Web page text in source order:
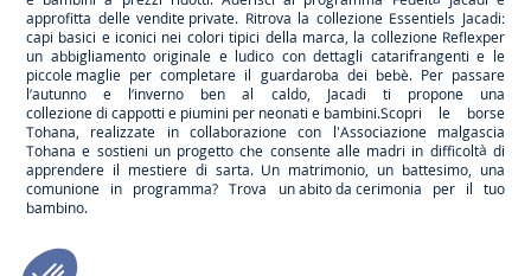
approfitta dellevendite private. Ritrova la collezione Essentiels Jacadi:
capi basici e iconici nei colori tipici della marca, la collezione Reflexper
un abbigliamento originale e ludico con dettagli catarifrangenti e le
piccole maglie per completare il guardaroba dei bebè. Per passare
l’autunno e l’inverno ben al caldo, Jacadi ti propone una
collezione di cappotti e piumini per neonati e bambini.Scopri le borse
Tohana, realizzate in collaborazione con l'Associazione malgascia
Tohana e sostieni un progetto che consente alle madri in difficoltà di
apprendere il mestiere di sarta. Un matrimonio, un battesimo, una
comunione in programma? Trova un abito da cerimonia per il tuo
bambino.